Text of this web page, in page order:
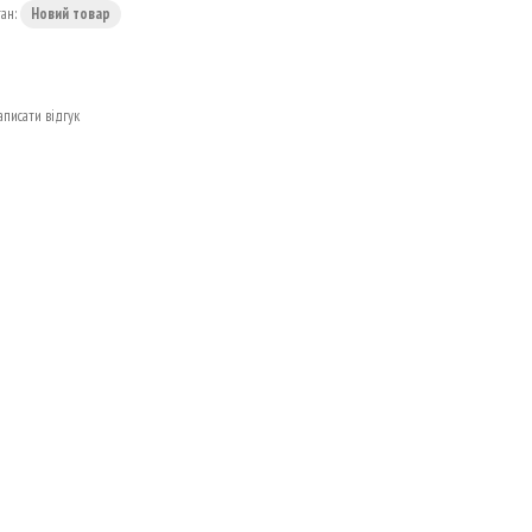
Новий товар
відгук